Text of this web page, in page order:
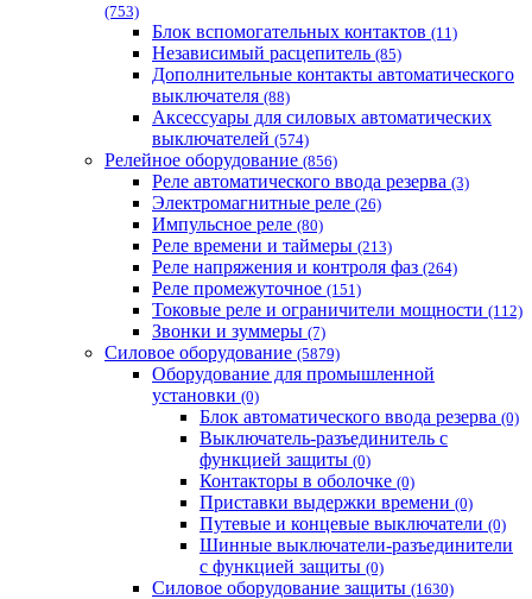
(753)
Блок вспомогательных контактов (11)
Независимый расцепитель (85)
Дополнительные контакты автоматического
выключателя (88)
Аксессуары для силовых автоматических
выключателей (574)
Релейное оборудование (856)
Реле автоматического ввода резерва (3)
Электромагнитные реле (26)
Импульсное реле (80)
Реле времени и таймеры (213)
Реле напряжения и контроля фаз (264)
Реле промежуточное (151)
Токовые реле и ограничители мощности (112)
Звонки и зуммеры (7)
Силовое оборудование (5879)
Оборудование для промышленной
установки (0)
Блок автоматического ввода резерва (0)
Выключатель-разъединитель с
функцией защиты (0)
Контакторы в оболочке (0)
Приставки выдержки времени (0)
Путевые и концевые выключатели (0)
Шинные выключатели-разъединители
с функцией защиты (0)
Силовое оборудование защиты (1630)